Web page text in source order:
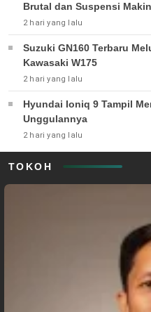
Brutal dan Suspensi
2 hari yang lalu
Suzuki GN160 Terbaru
Kawasaki W175
2 hari yang lalu
Hyundai Ioniq 9 Tampil
Unggulannya
2 hari yang lalu
TOKOH